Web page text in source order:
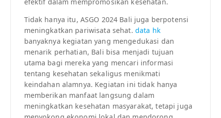
Tidak hanya itu, ASGO 2024 Bali juga berpotensi
meningkatkan pariwisata sehat. data hk
banyaknya kegiatan yang mengedukasi dan
menarik perhatian, Bali bisa menjadi tujuan
utama bagi mereka yang mencari informasi
tentang kesehatan sekaligus menikmati
keindahan alamnya. Kegiatan ini tidak hanya
memberikan manfaat langsung dalam
meningkatkan kesehatan masyarakat, tetapi juga